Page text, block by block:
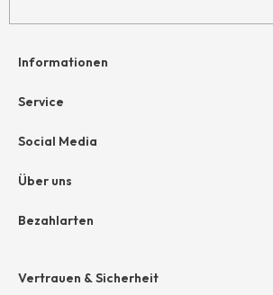
Informationen
Hilfe & Kontakt
Retoure
AGB
Grounding Page
Service
Geschenkgutscheine
Größentabelle
Social Media
Über uns
Unternehmen
Bezahlarten
Amazon Pay
Vertrauen & Sicherheit